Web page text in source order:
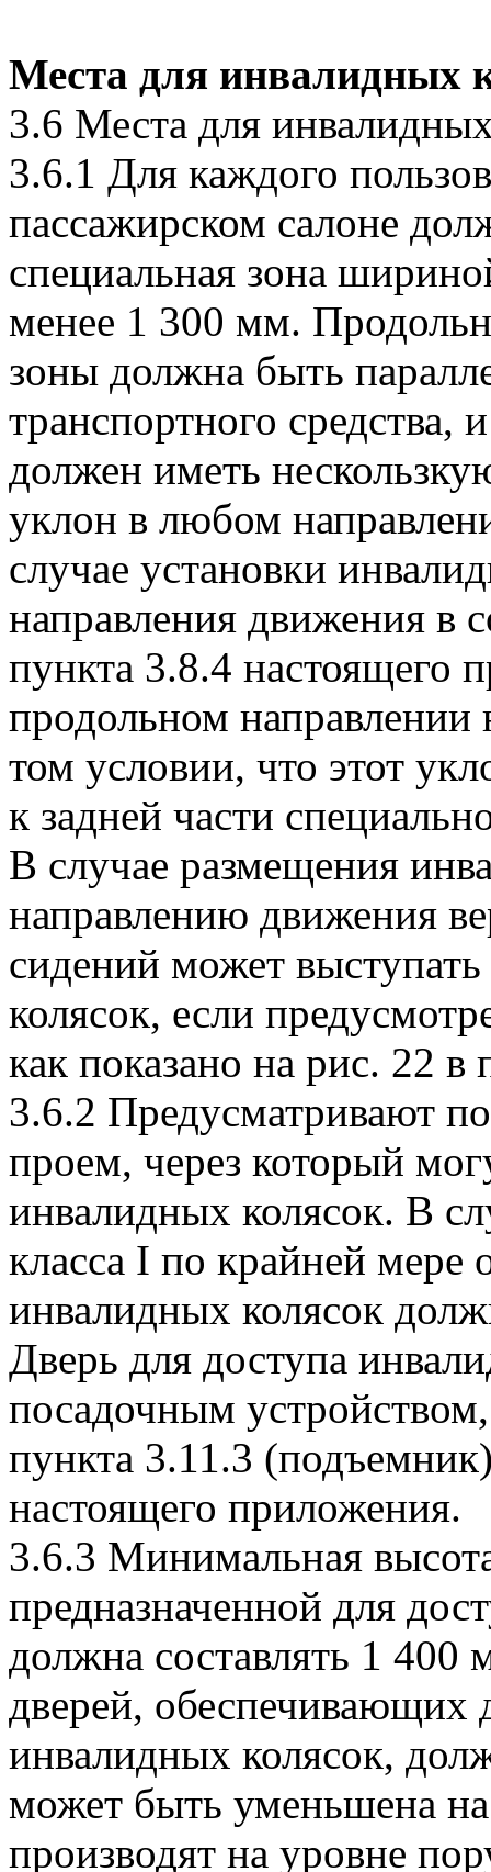
Места для инвалидных
3.6 Места для
3.6.1 Для каждого
пассажирском салоне
специальная зона
менее 1 300 мм.
зоны должна быть
транспортного средства,
должен иметь
уклон в любом
случае установки
направления движения в
пункта 3.8.4 настоящего
продольном
том условии, что этот
к задней части
В случае размещения
направлению движения
сидений может
колясок, если
как показано на рис. 22
3.6.2 Предусматривают
проем, через который
инвалидных колясок. В
класса I по крайней мере
инвалидных колясок
Дверь для доступа
посадочным
пункта 3.11.3
настоящего приложения.
3.6.3 Минимальная
предназначенной для
должна составлять 1
дверей, обеспечивающих
инвалидных колясок,
может быть уменьшена
производят на уровне